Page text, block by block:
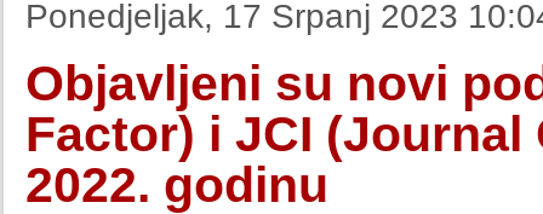
Ponedjeljak, 17 Srpanj 2023
Objavljeni su novi
Factor) i JCI
2022. godinu